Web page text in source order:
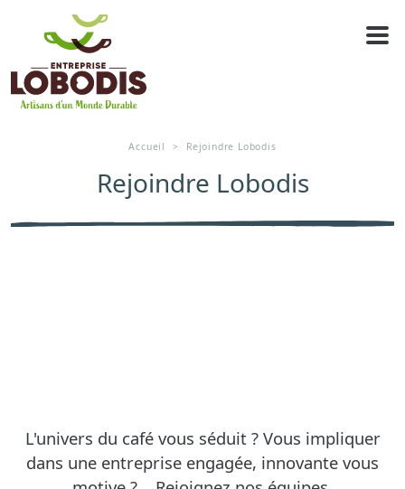
Accueil Rejoindre Lobodis
Rejoindre Lobodis
L'univers du café vous séduit ? Vous impliquer
dans une entreprise engagée, innovante vous
Panneau de gestion des cookies